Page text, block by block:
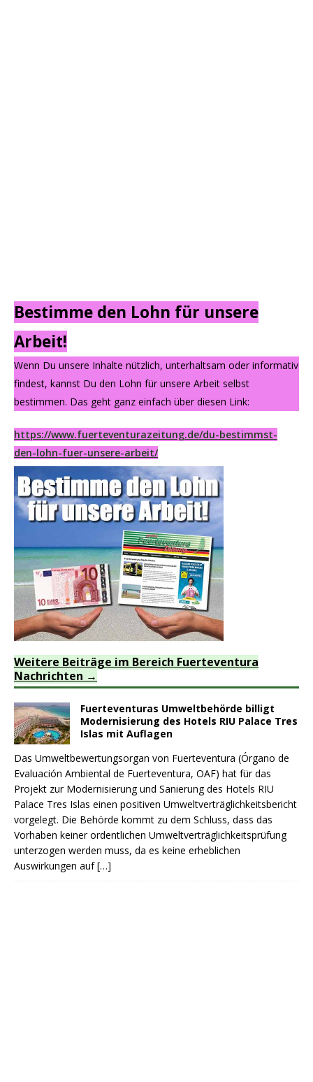
Bestimme den Lohn für unsere
Arbeit!
Wenn Du unsere Inhalte nützlich, unterhaltsam oder informativ
findest, kannst Du den Lohn für unsere Arbeit selbst
bestimmen. Das geht ganz einfach über diesen Link:
https://www.fuerteventurazeitung.de/du-bestimmst-
den-lohn-fuer-unsere-arbeit/
Weitere Beiträge im Bereich Fuerteventura
Nachrichten
Fuerteventuras Umweltbehörde billigt
Modernisierung des Hotels RIU Palace Tres
Islas mit Auflagen
Das Umweltbewertungsorgan von Fuerteventura (Órgano de
Evaluación Ambiental de Fuerteventura, OAF) hat für das
Projekt zur Modernisierung und Sanierung des Hotels RIU
Palace Tres Islas einen positiven Umweltverträglichkeitsbericht
vorgelegt. Die Behörde kommt zu dem Schluss, dass das
Vorhaben keiner ordentlichen Umweltverträglichkeitsprüfung
unterzogen werden muss, da es keine erheblichen
Auswirkungen auf[…]